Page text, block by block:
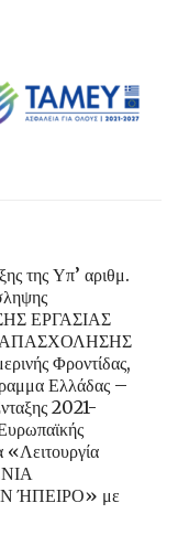
της Υπ’ αριθμ.
ΕΡΓΑΣΙΑΣ
Φροντίδας,
Ελλάδας –
2021-
ΉΠΕΙΡΟ» με